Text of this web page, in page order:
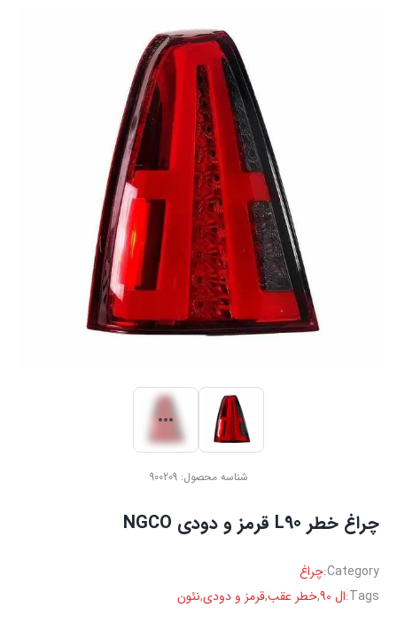
شناسه محصول:900209
چراغ خطر L90 قرمز و دودی NGCO
Category:چراغ
Tags: ال 90 ,خطر عقب,قرمز و دودی,نئون